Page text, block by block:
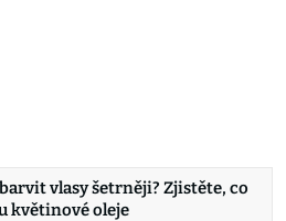
vlasy šetrněji? Zjistěte, co
květinové oleje